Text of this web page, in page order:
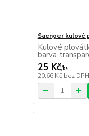
Saenger
Kulové
barva
25 Kč/ks
20,66 Kč bez DPH